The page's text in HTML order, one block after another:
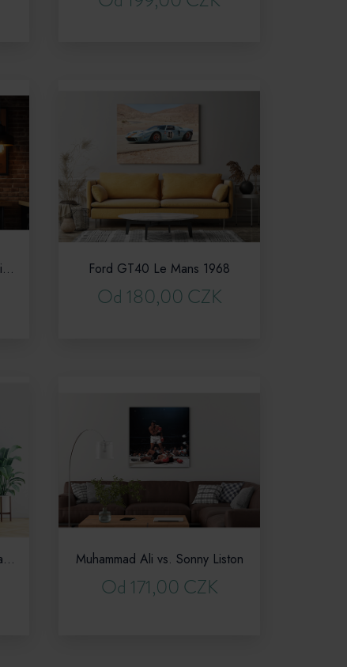
Formule 1 - Monaco Grand Prix - retro poster Ford GT40 Le Mans 1968
Od 180,00 CZK
Maradona s trofejí mistrů světa 1986 Muhammad Ali vs. Sonny Liston
Od 171,00 CZK